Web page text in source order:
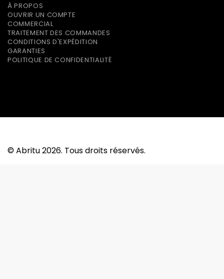
À PROPOS
OUVRIR UN COMPTE
COMMERCIAL
TRAITEMENT DES COMMANDES
CONDITIONS D'EXPÉDITION
GARANTIES
POLITIQUE DE CONFIDENTIALITÉ
© Abritu 2026. Tous droits réservés.